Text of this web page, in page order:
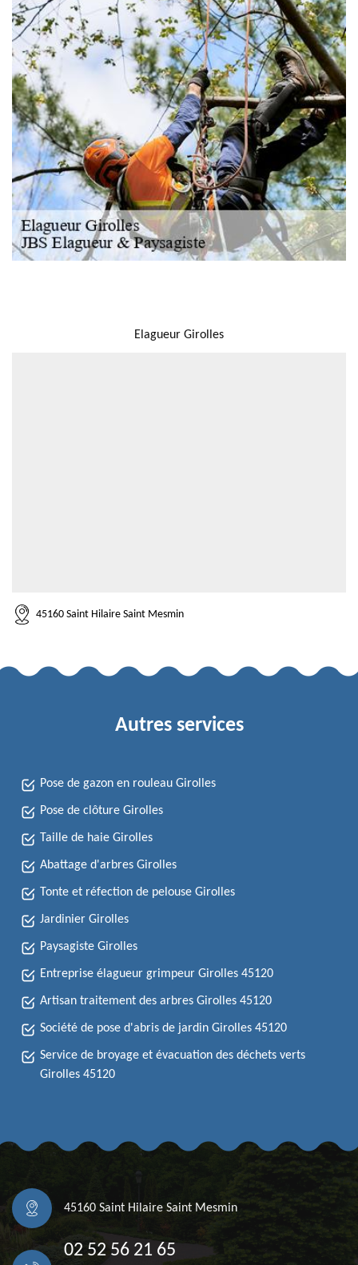
Elagueur Girolles
45160 Saint Hilaire Saint Mesmin
Autres services
Pose de gazon en rouleau Girolles
Pose de clôture Girolles
Taille de haie Girolles
Abattage d'arbres Girolles
Tonte et réfection de pelouse Girolles
Jardinier Girolles
Paysagiste Girolles
Entreprise élagueur grimpeur Girolles 45120
Artisan traitement des arbres Girolles 45120
Société de pose d'abris de jardin Girolles 45120
Service de broyage et évacuation des déchets verts
Girolles 45120
45160 Saint Hilaire Saint Mesmin
02 52 56 21 65